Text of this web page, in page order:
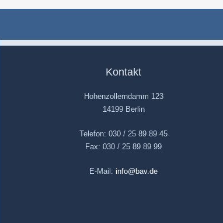
Kontakt
Hohenzollerndamm 123
14199 Berlin
Telefon: 030 / 25 89 89 45
Fax: 030 / 25 89 89 99
E-Mail: info@bav.de